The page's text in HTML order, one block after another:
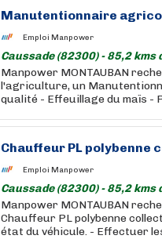
Manutentionnaire
Emploi Manpower
Caussade (82300) - 85,2 kms
Manpower MONTAUBAN
l'agriculture, un
qualité - Effeuillage du maïs -
Chauffeur PL polybenne
Emploi Manpower
Caussade (82300) - 85,2 kms
Manpower MONTAUBAN
Chauffeur PL polybenne
état du véhicule. - Effectuer